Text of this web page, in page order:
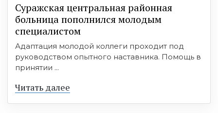
Суражская центральная районная
больница пополнился молодым
специалистом
Адаптация молодой коллеги проходит под
руководством опытного наставника. Помощь в
принятии ...
Читать далее